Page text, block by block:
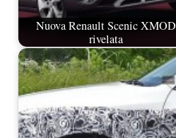
Nuova Renault Scenic XMOD
rivelata